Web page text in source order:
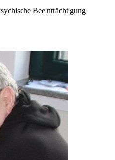
Beeinträchtigung